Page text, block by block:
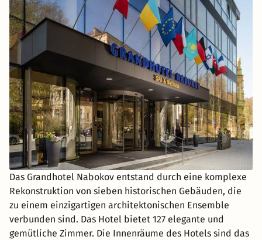
Das Grandhotel Nabokov entstand durch eine komplexe
Rekonstruktion von sieben historischen Gebäuden, die
zu einem einzigartigen architektonischen Ensemble
verbunden sind. Das Hotel bietet 127 elegante und
gemütliche Zimmer. Die Innenräume des Hotels sind das